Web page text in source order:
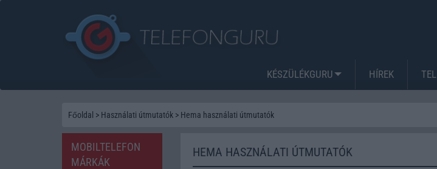
KÉSZÜLÉKGURU HÍREK
Főoldal > Használati útmutatók > Hema használati útmutatók
HEMA HASZNÁLATI ÚTMUTATÓK
MOBILTELEFON
MÁRKÁK